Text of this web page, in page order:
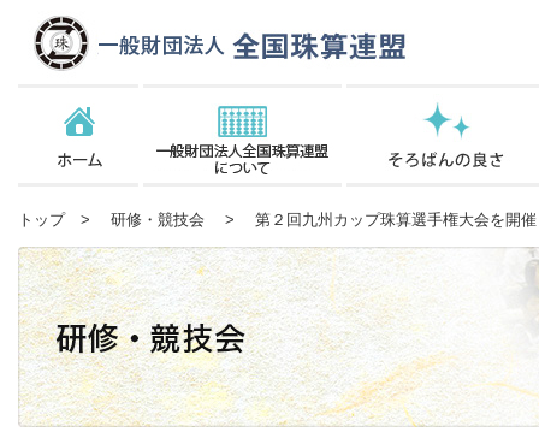
トップ> 研修・競技会 > 第２回九州カップ珠算選手権大会を開催